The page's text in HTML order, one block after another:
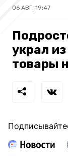
06 АВГ, 19:47
украл
товары